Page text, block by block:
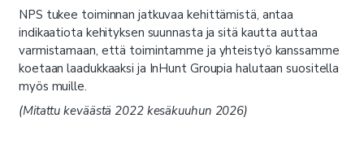
NPS tukee toiminnan jatkuvaa kehittämistä, antaa
indikaatiota kehityksen suunnasta ja sitä kautta auttaa
varmistamaan, että toimintamme ja yhteistyö kanssamme
koetaan laadukkaaksi ja InHunt Groupia halutaan suositella
myös muille.
(Mitattu keväästä 2022 kesäkuuhun 2026)